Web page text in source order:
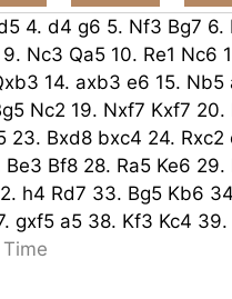
4. d4 g6 5. Nf3 Bg7 6.
9. Nc3 Qa5 10. Re1 Nc6
14. axb3 e6 15. Nb5
Nc2 19. Nxf7 Kxf7 20.
23. Bxd8 bxc4 24. Rxc2
Be3 Bf8 28. Ra5 Ke6 29.
h4 Rd7 33. Bg5 Kb6
gxf5 a5 38. Kf3 Kc4 39.
Time